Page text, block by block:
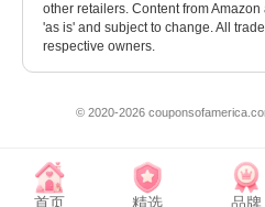
other retailers. Content from
'as is' and subject to change. All
respective owners.
© 2020-2026
首页 精选 品牌